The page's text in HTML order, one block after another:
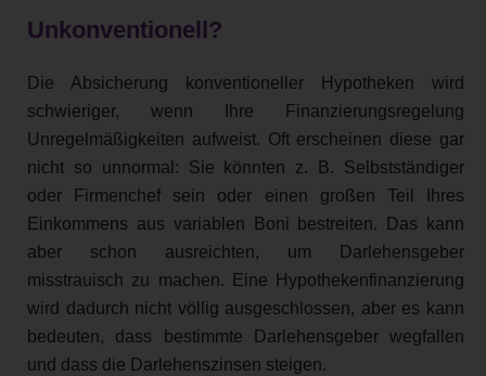
Unkonventionell?
Die Absicherung konventioneller Hypotheken wird
schwieriger, wenn Ihre Finanzierungsregelung
Unregelmäßigkeiten aufweist. Oft erscheinen diese gar
nicht so unnormal: Sie könnten z. B. Selbstständiger
oder Firmenchef sein oder einen großen Teil Ihres
Einkommens aus variablen Boni bestreiten. Das kann
aber schon ausreichten, um Darlehensgeber
misstrauisch zu machen. Eine Hypothekenfinanzierung
wird dadurch nicht völlig ausgeschlossen, aber es kann
bedeuten, dass bestimmte Darlehensgeber wegfallen
und dass die Darlehenszinsen steigen.